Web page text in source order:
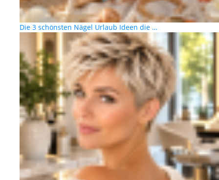
Die 3 schönsten Nägel Urlaub Ideen die …